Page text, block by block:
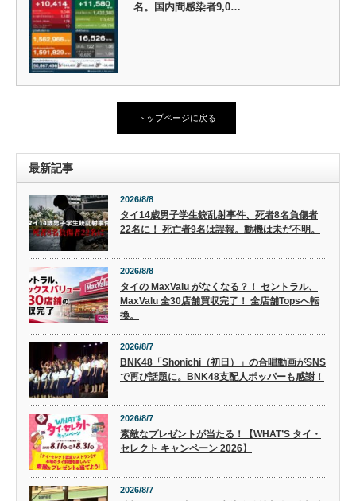
名。国内間感染者9,0…
トップページに戻る
最新記事
2026/8/8
タイ14歳男子学生銃乱射事件、死者8名負傷者
22名に！ 死亡者9名は誤報。動機は未だ不明。
2026/8/8
タイの MaxValu がなくなる？！ セントラル、
MaxValu 全30店舗買収完了！ 全店舗Topsへ転
換。
2026/8/7
BNK48「Shonichi（初日）」の合唱動画がSNS
で再び話題に。BNK48支配人ポッパーも感謝！
2026/8/7
素敵なプレゼントが当たる！【WHAT’S タイ・
セレクト キャンペーン 2026】
2026/8/7